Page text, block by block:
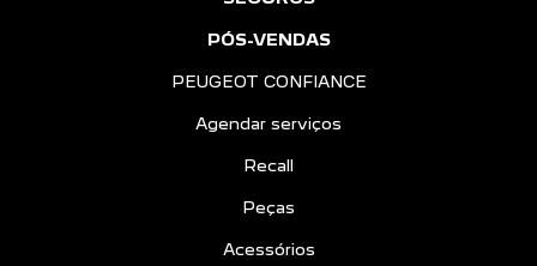
PÓS-VENDAS
PEUGEOT CONFIANCE
Agendar serviços
Recall
Peças
Acessórios